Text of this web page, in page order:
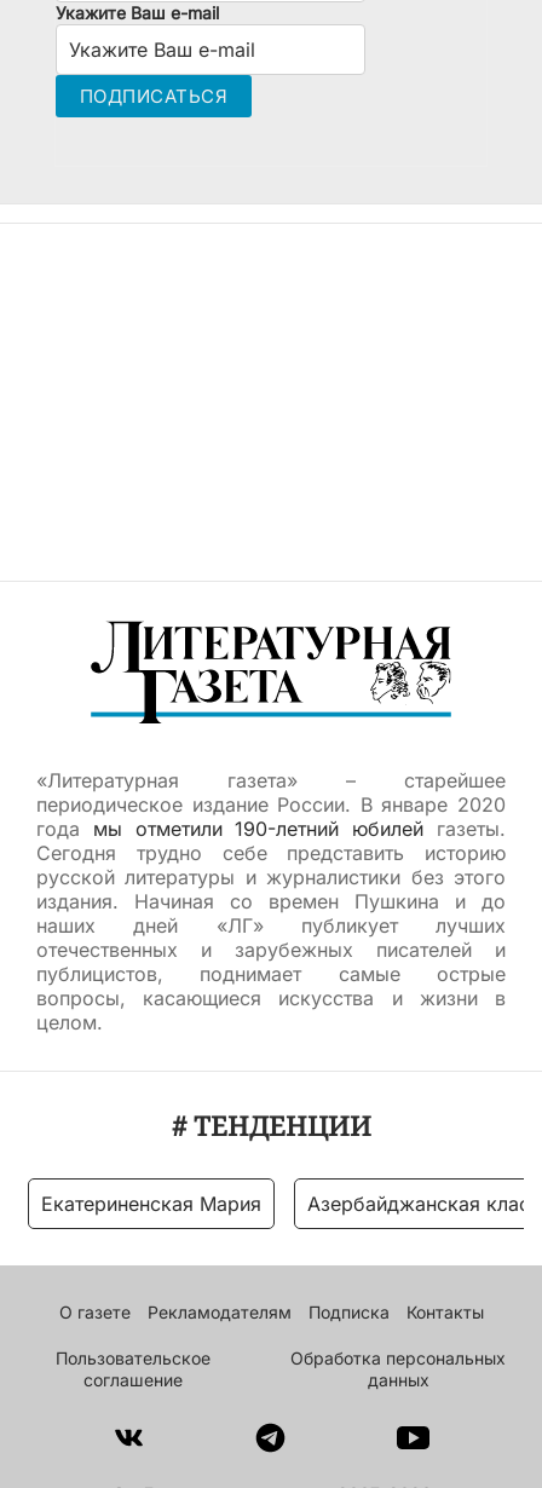
Укажите Ваш e-mail
«Литературная газета» – старейшее
периодическое издание России. В январе 2020
года мы отметили 190-летний юбилей газеты.
Сегодня трудно себе представить историю
русской литературы и журналистики без этого
издания. Начиная со времен Пушкина и до
наших дней «ЛГ» публикует лучших
отечественных и зарубежных писателей и
публицистов, поднимает самые острые
вопросы, касающиеся искусства и жизни в
целом.
# ТЕНДЕНЦИИ
Екатериненская Мария Азербайджанская
О газете Рекламодателям Подписка Контакты
Пользовательское
соглашение
Обработка персональных
данных